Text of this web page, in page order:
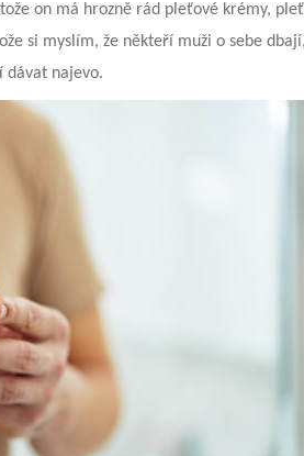
on má hrozně rád pleťové krémy,
si myslím, že někteří muži o sebe
dávat najevo.